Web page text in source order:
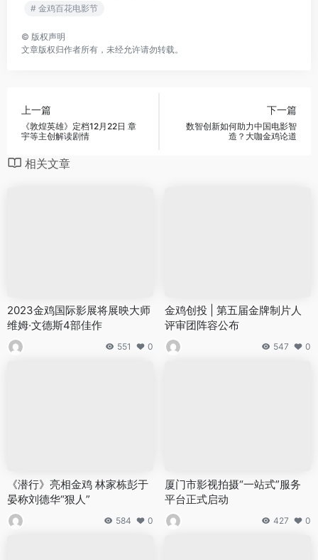
# 金鸡百花电影节
© 版权声明
文章版权归作者所有，未经允许请勿转载。
上一篇
《敦煌英雄》定档12月22日 章
宇等主创解读剧情
下一篇
数智创新如何助力中国电影智
造？大咖金鸡论道
相关文章
2023金鸡国际影展将展映大师
维姆·文德斯4部佳作
551 0
金鸡创投 | 第五届金牌制片人
评审团阵容公布
547 0
《潜行》亮相金鸡 林家栋彭于
晏称刘德华“狠人”
584 0
厦门市影视拍摄“一站式”服务
平台正式启动
427 0